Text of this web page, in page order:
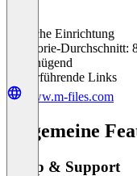
Einfache Einrichtung
Kategorie-Durchschnitt:
Ungenügend
Weiterführende Links
www.m-files.com
Allgemeine
Setup & Support